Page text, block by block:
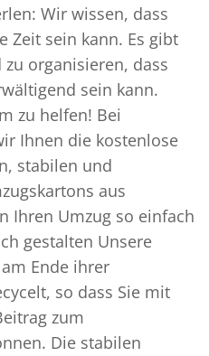
Wir wissen, dass
Zeit sein kann. Es gibt
organisieren, dass
sein kann.
zu helfen! Bei
Ihnen die kostenlose
stabilen und
aus
Ihren Umzug so einfach
gestalten Unsere
Ende ihrer
so dass Sie mit
zum
Die stabilen